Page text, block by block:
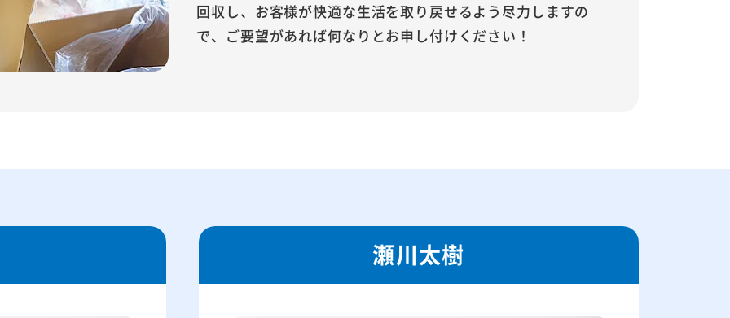
回収し、お客様が快適な生活を取り戻せるよう尽力しますの
で、ご要望があれば何なりとお申し付けください！
瀬川太樹